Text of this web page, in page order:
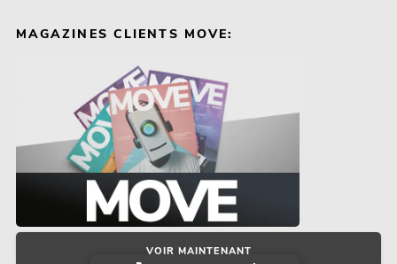
MAGAZINES CLIENTS MOVE:
VOIR MAINTENANT